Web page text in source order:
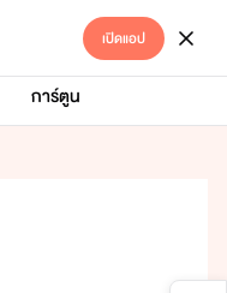
เปิดแอปเข้าสู่ระบบ
การ์ตูน